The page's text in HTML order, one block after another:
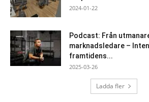
2024-01-22
Podcast: Från
marknadsledare –
framtidens...
2025-03-26
Ladda fler